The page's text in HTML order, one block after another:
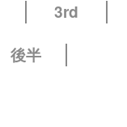
3rd
後半